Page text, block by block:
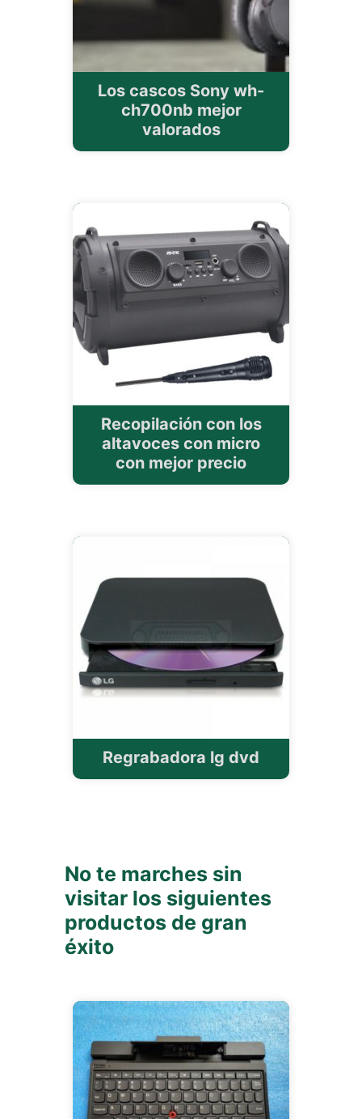
Los cascos Sony wh-
ch700nb mejor
valorados
Recopilación con los
altavoces con micro
con mejor precio
Regrabadora lg dvd
No te marches sin
visitar los siguientes
productos de gran
éxito